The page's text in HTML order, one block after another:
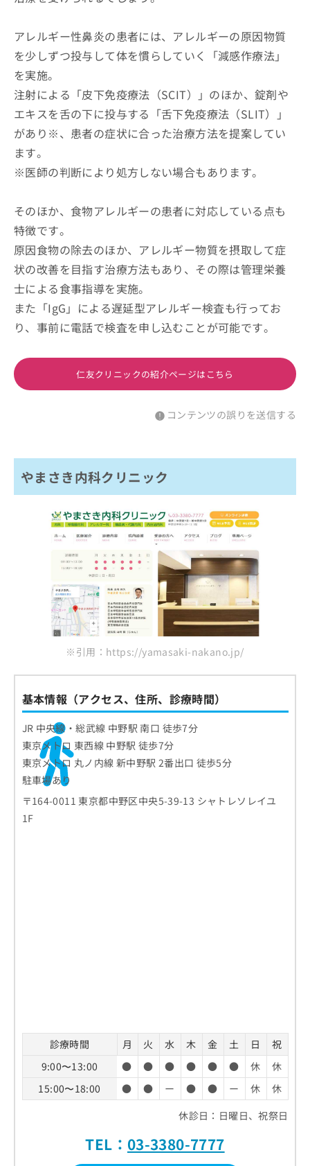
アレルギー性鼻炎の患者には、アレルギーの原因物質
を少しずつ投与して体を慣らしていく「減感作療法」
を実施。
注射による「皮下免疫療法（SCIT）」のほか、錠剤や
エキスを舌の下に投与する「舌下免疫療法（SLIT）」
があり※、患者の症状に合った治療方法を提案してい
ます。
※医師の判断により処方しない場合もあります。
そのほか、食物アレルギーの患者に対応している点も
特徴です。
原因食物の除去のほか、アレルギー物質を摂取して症
状の改善を目指す治療方法もあり、その際は管理栄養
士による食事指導を実施。
また「IgG」による遅延型アレルギー検査も行ってお
り、事前に電話で検査を申し込むことが可能です。
仁友クリニックの紹介ページはこちら
コンテンツの誤りを送信する
やまさき内科クリニック
※引用：https://yamasaki-nakano.jp/
基本情報（アクセス、住所、診療時間）
JR 中央線・総武線 中野駅 南口 徒歩7分
東京メトロ 東西線 中野駅 徒歩7分
東京メトロ 丸ノ内線 新中野駅 2番出口 徒歩5分
駐車場あり
〒164-0011 東京都中野区中央5-39-13 シャトレソレイユ
1F
診療時間 月 火 水 木 金 土 日
祝
9:00〜13:00
● ● ● ● ● ● 休
休
15:00〜18:00
● ● ー ● ● ー 休
休
休診日：日曜日、祝祭日
TEL： 03-3380-7777